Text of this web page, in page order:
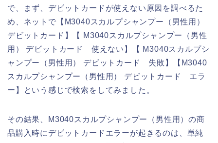
で、まず、デビットカードが使えない原因を調べるた
め、ネットで【M3040スカルプシャンプー（男性用）
デビットカード】【 M3040スカルプシャンプー（男性
用） デビットカード 使えない】【 M3040スカルプシ
ャンプー（男性用） デビットカード 失敗】【M3040
スカルプシャンプー（男性用） デビットカード エラ
ー】という感じで検索をしてみました。
その結果、M3040スカルプシャンプー（男性用）の商
品購入時にデビットカードエラーが起きるのは、単純